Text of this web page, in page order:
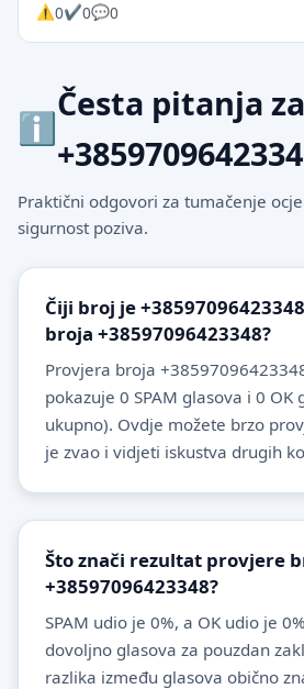
0 0 0
Česta pitanja
Praktični odgovori za tumačenje
sigurnost poziva.
Čiji broj je
broja +38597096423348?
Provjera broja
pokazuje 0 SPAM glasova i 0 OK
ukupno). Ovdje možete brzo
je zvao i vidjeti iskustva drugih
Što znači rezultat provjere
+38597096423348?
SPAM udio je 0%, a OK udio je
dovoljno glasova za pouzdan
razlika između glasova obično